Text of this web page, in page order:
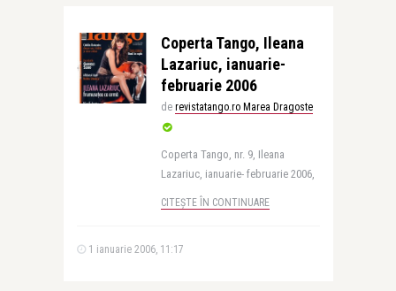
Coperta Tango, Ileana
Lazariuc, ianuarie-
februarie 2006
de revistatango.ro Marea Dragoste
Coperta Tango, nr. 9, Ileana
Lazariuc, ianuarie- februarie 2006,
CITEȘTE ÎN CONTINUARE
1 ianuarie 2006, 11:17